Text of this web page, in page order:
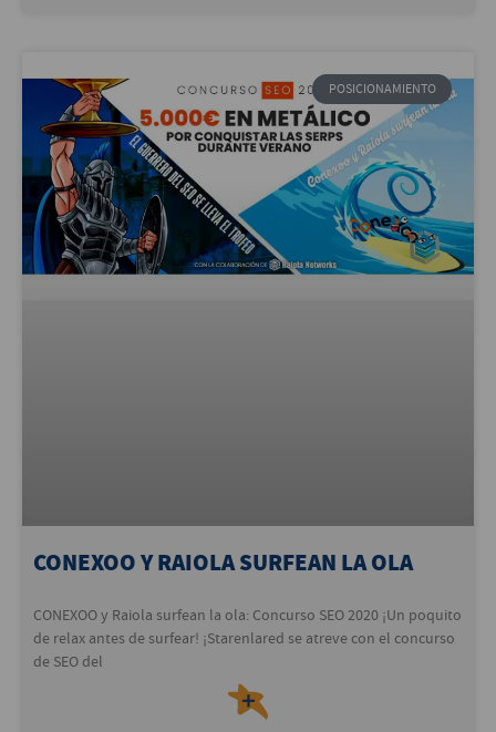
POSICIONAMIENTO
CONEXOO Y RAIOLA SURFEAN LA OLA
CONEXOO y Raiola surfean la ola: Concurso SEO 2020 ¡Un poquito
de relax antes de surfear! ¡Starenlared se atreve con el concurso
de SEO del
＋